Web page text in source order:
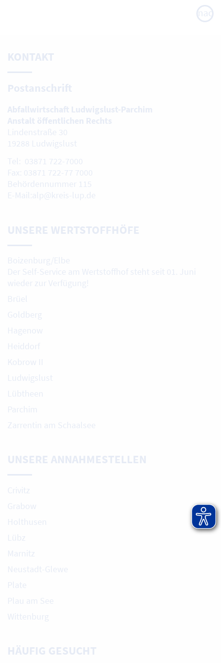
nach
oben
KONTAKT
Postanschrift
Abfallwirtschaft Ludwigslust-Parchim
Anstalt öffentlichen Rechts
Lindenstraße 30
19288 Ludwigslust
Tel: 03871 722-7000
Fax: 03871 722-77 7000
Behördennummer 115
E-Mail:alp@kreis-lup.de
UNSERE WERTSTOFFHÖFE
Boizenburg/Elbe
Der Self-Service am Wertstoffhof steht seit 01. Juni
wieder zur Verfügung!
Brüel
Goldberg
Hagenow
Heiddorf
Kobrow II
Ludwigslust
Lübtheen
Parchim
Zarrentin am Schaalsee
UNSERE ANNAHMESTELLEN
Crivitz
Grabow
Holthusen
Lübz
Marnitz
Neustadt-Glewe
Plate
Plau am See
Wittenburg
HÄUFIG GESUCHT